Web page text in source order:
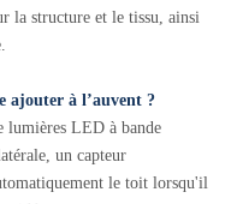
la structure et le tissu, ainsi
ajouter à l’auvent ?
lumières LED à bande
un capteur
le toit lorsqu'il